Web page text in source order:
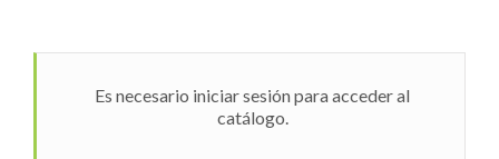
Es necesario iniciar sesión para acceder al
catálogo.